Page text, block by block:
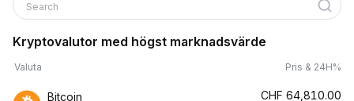
Search
Kryptovalutor med högst marknadsvärde
Valuta Pris & 24H%
Bitcoin CHF 64,810.00